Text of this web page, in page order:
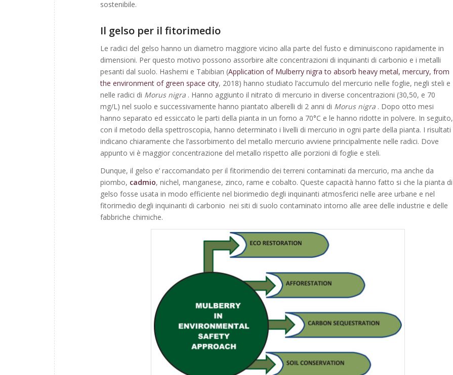
sostenibile.
Il gelso per il fitorimedio
Le radici del gelso hanno un diametro maggiore vicino alla parte del fusto e diminuiscono rapidamente in
dimensioni. Per questo motivo possono assorbire alte concentrazioni di inquinanti di carbonio e i metalli
pesanti dal suolo. Hashemi e Tabibian (Application of Mulberry nigrato absorb heavy metal, mercury, from
the environment of green space city, 2018) hanno studiato l’accumulo del mercurio nelle foglie, negli steli e
nelle radici di Morus nigra . Hanno aggiunto il nitrato di mercurio in diverse concentrazioni (30,50, e 70
mg/L) nel suolo e successivamente hanno piantato alberelli di 2 anni di Morus nigra . Dopo otto mesi
hanno separato ed essiccato le parti della pianta in un forno a 70°C e le hanno ridotte in polvere. In seguito,
con il metodo della spettroscopia, hanno determinato i livelli di mercurio in ogni parte della pianta. I risultati
indicano chiaramente che l’assorbimento del metallo mercurio avviene principalmente nelle radici. Dove
appunto vi è maggior concentrazione del metallo rispetto alle porzioni di foglie e steli.
Dunque, il gelso e’ raccomandato per il fitorimendio dei terreni contaminati da mercurio, ma anche da
piombo, cadmio, nichel, manganese, zinco, rame e cobalto. Queste capacità hanno fatto si che la pianta di
gelso fosse usata in modo efficiente nel biorimedio degli inquinanti atmosferici nelle aree urbane e nel
fitorimedio degli inquinanti di carbonio nei siti di suolo contaminato intorno alle aree delle industrie e delle
fabbriche chimiche.